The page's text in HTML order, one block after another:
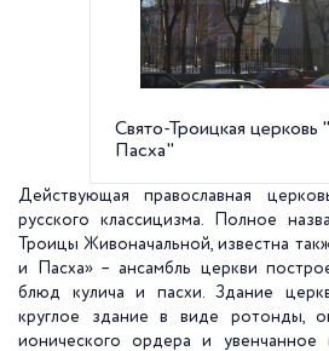
Свято-Троицкая церковь
Пасха"
Действующая православная
русского классицизма. Полное
Троицы Живоначальной, известна
и Пасха» – ансамбль церкви
блюд кулича и пасхи. Здание
круглое здание в виде ротонды,
ионического ордера и увенчанное